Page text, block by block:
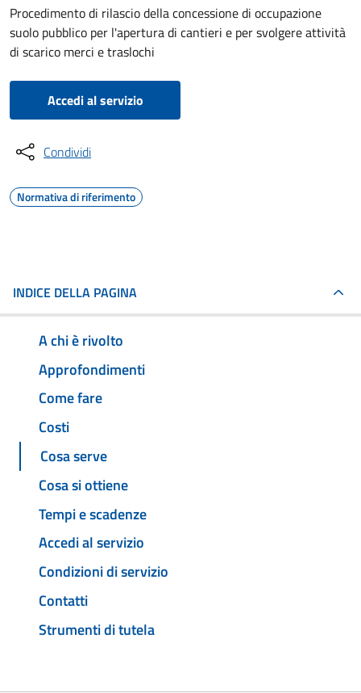
Procedimento di rilascio della concessione di occupazione
suolo pubblico per l'apertura di cantieri e per svolgere attività
di scarico merci e traslochi
Accedi al servizio
Condividi
Normativa di riferimento
INDICE DELLA PAGINA
A chi è rivolto
Approfondimenti
Come fare
Costi
Cosa serve
Cosa si ottiene
Tempi e scadenze
Accedi al servizio
Condizioni di servizio
Contatti
Strumenti di tutela